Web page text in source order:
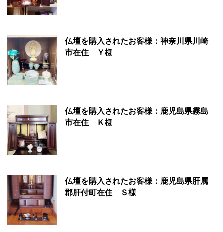
仏壇を購入されたお客様：神奈川県川崎
市在住 Ｙ様
仏壇を購入されたお客様：鹿児島県霧島
市在住 Ｋ様
仏壇を購入されたお客様：鹿児島県肝属
郡肝付町在住 Ｓ様